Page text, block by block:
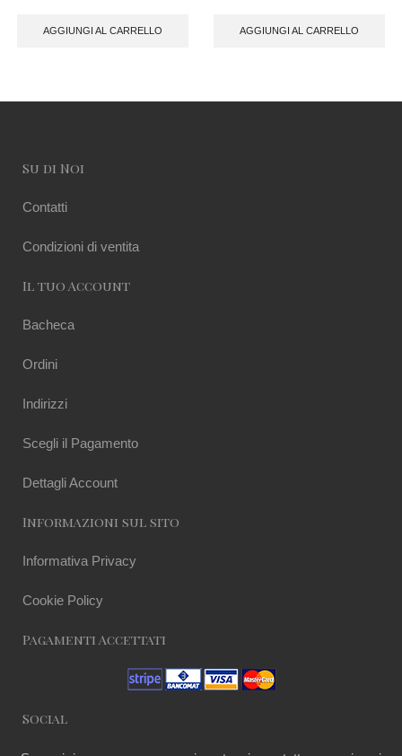
AGGIUNGI AL CARRELLO AGGIUNGI AL CARRELLO
Su di Noi
Contatti
Condizioni di ventita
Il tuo Account
Bacheca
Ordini
Indirizzi
Scegli il Pagamento
Dettagli Account
Informazioni sul sito
Informativa Privacy
Cookie Policy
Pagamenti Accettati
Social